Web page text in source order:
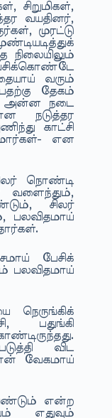
சிறுமிகள்,
வயதினர்,
முரட்டு
வரும்
தேகம்
அன்ன நடை
நடுத்தர
காட்சி
என
நொண்டி
வளைந்தும்,
சிலர்
பலவிதமாய்
பேசிக்
பலவிதமாய்
பதுங்கி
விட
வேகமாய்
என்ற
எதுவும்